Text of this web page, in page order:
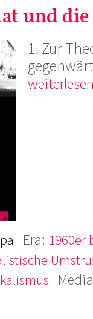
und
1. Zur
Era: 1960er